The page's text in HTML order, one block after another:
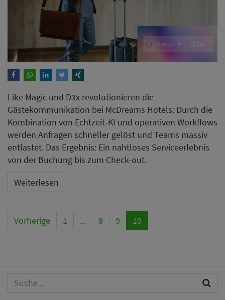
Like Magic und D3x revolutionieren die
Gästekommunikation bei McDreams Hotels: Durch die
Kombination von Echtzeit-KI und operativen Workflows
werden Anfragen schneller gelöst und Teams massiv
entlastet. Das Ergebnis: Ein nahtloses Serviceerlebnis
von der Buchung bis zum Check-out.
Weiterlesen
Vorherige 1 ... 8 9 10